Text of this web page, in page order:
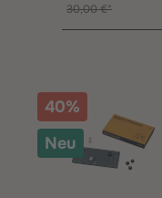
30,00 €*
40%
Neu